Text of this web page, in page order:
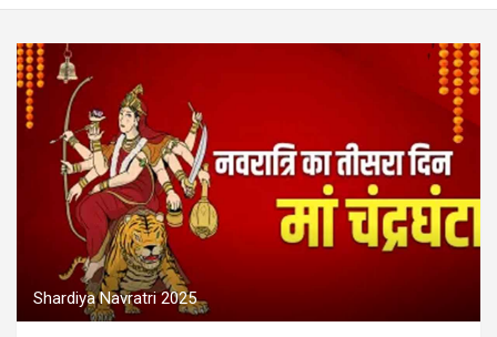
Shardiya Navratri 2025